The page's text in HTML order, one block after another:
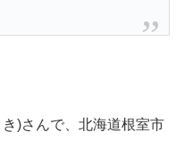
)さんで、北海道根室市